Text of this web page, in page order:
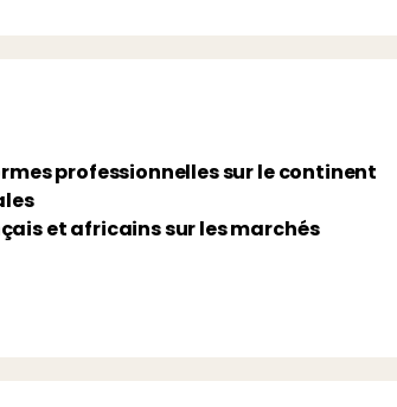
professionnelles sur le continent
et africains sur les marchés